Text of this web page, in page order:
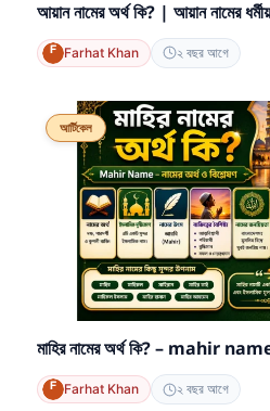
আয়ান নামের অর্থ কি? | আয়ান নামের
Farhat Khan ২ বছর আগে
আর্টিকেল
মাহির নামের অর্থ কি? – mahir
Farhat Khan ২ বছর আগে